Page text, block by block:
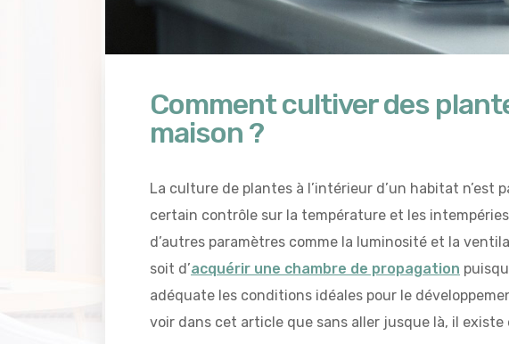
Comment cultiver des
maison ?
La culture de plantes à l’intérieur d’un habitat n’est
certain contrôle sur la température et les
d’autres paramètres comme la luminosité et la
soit d’acquérir une chambre de propagation
adéquate les conditions idéales pour le
voir dans cet article que sans aller jusque là, il existe